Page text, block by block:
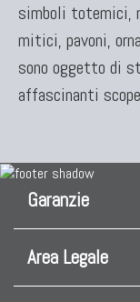
TAPPETI
Tappeti
Tappeti
Tappeti
simboli totemici,
mitici, pavoni,
sono oggetto di
affascinanti
Garanzie
Area Legale